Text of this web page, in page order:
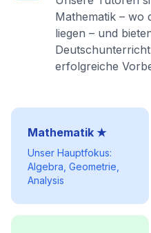
Mathematik – wo
liegen – und
erfolgreiche
Mathematik ★
Unser Hauptfokus:
Algebra, Geometrie,
Analysis